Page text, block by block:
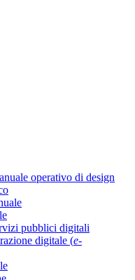
operativo di design
pubblici digitali
digitale (e-